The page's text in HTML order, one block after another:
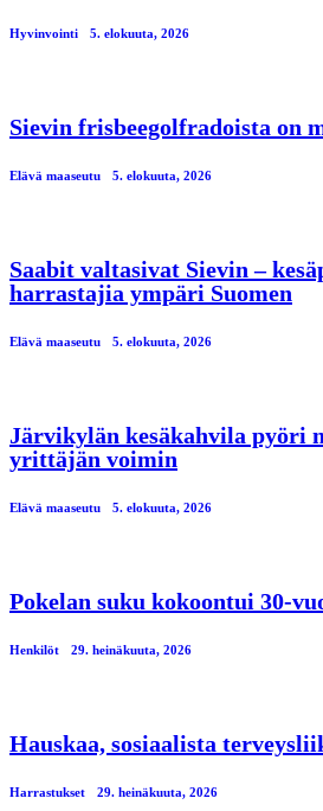
Hyvinvointi 5. elokuuta, 2026
Sievin frisbeegolfradoista on
Elävä maaseutu 5. elokuuta, 2026
Saabit valtasivat Sievin –
harrastajia ympäri Suomen
Elävä maaseutu 5. elokuuta, 2026
Järvikylän kesäkahvila pyöri
yrittäjän voimin
Elävä maaseutu 5. elokuuta, 2026
Pokelan suku kokoontui 30-
Henkilöt 29. heinäkuuta, 2026
Hauskaa, sosiaalista
Harrastukset 29. heinäkuuta, 2026